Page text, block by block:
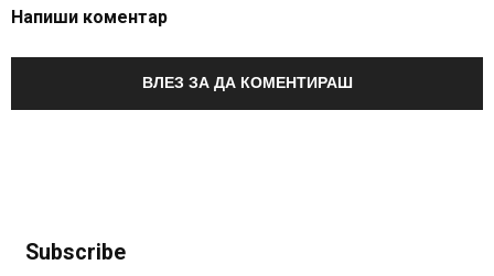
Напиши коментар
ВЛЕЗ ЗА ДА КОМЕНТИРАШ
Subscribe